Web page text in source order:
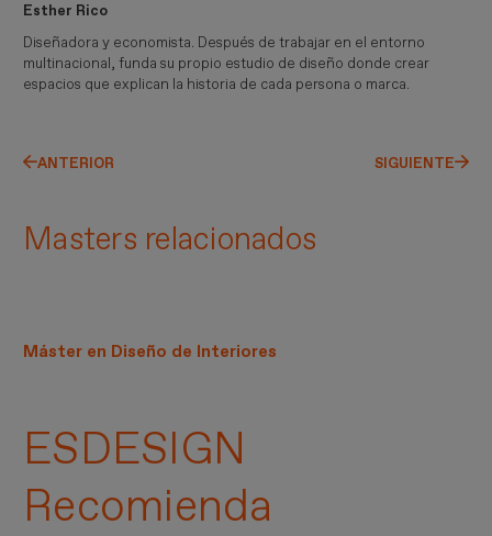
Esther Rico
Diseñadora y economista. Después de trabajar en el entorno
multinacional, funda su propio estudio de diseño donde crear
espacios que explican la historia de cada persona o marca.
ANTERIOR SIGUIENTE
Masters relacionados
Máster en Diseño de Interiores
ESDESIGN
Recomienda